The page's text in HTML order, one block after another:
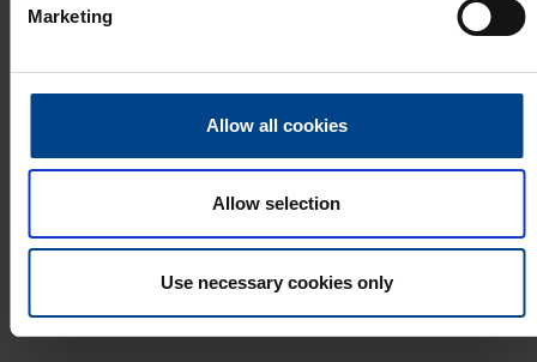
Marketing
Allow all cookies
Allow selection
Use necessary cookies only
LAADIMINE
Lugemisaeg: 2 min
AC laadimisjaam
Lugemisaeg: 1 min
Elektriautode